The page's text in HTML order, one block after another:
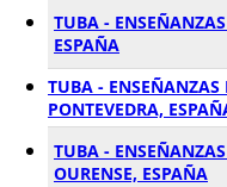
TUBA -
ESPAÑA
TUBA -
PONTEVEDRA,
TUBA -
OURENSE, ESPAÑA